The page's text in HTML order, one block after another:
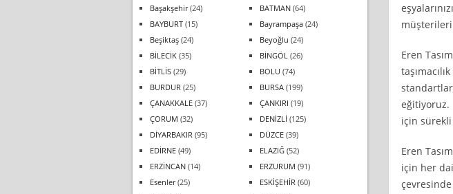
Eren
eğitiyoruz.
için sürekli
Eren
için her
çevresinde
Başakşehir(24) BATMAN (64)
BAYBURT (15) Bayrampaşa (24)
Beşiktaş (24) Beyoğlu (24)
BİLECİK (35) BİNGÖL (26)
BİTLİS (29) BOLU (74)
BURDUR (25) BURSA (199)
ÇANAKKALE (37) ÇANKIRI (19)
ÇORUM (32) DENİZLİ (125)
DİYARBAKIR (95) DÜZCE (39)
EDİRNE (49) ELAZIĞ (52)
ERZİNCAN (14) ERZURUM (91)
Esenler(25) ESKİŞEHİR (60)